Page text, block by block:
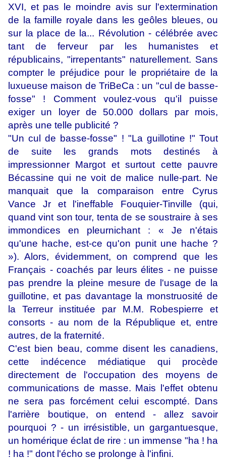
XVI, et pas le moindre avis sur l'extermination
de la famille royale dans les geôles bleues, ou
sur la place de la... Révolution - célébrée avec
tant de ferveur par les humanistes et
républicains, "irrepentants" naturellement. Sans
compter le préjudice pour le propriétaire de la
luxueuse maison de TriBeCa : un "cul de basse-
fosse" ! Comment voulez-vous qu'il puisse
exiger un loyer de 50.000 dollars par mois,
après une telle publicité ?
"Un cul de basse-fosse" ! "La guillotine !" Tout
de suite les grands mots destinés à
impressionner Margot et surtout cette pauvre
Bécassine qui ne voit de malice nulle-part. Ne
manquait que la comparaison entre Cyrus
Vance Jr et l'ineffable Fouquier-Tinville (qui,
quand vint son tour, tenta de se soustraire à ses
immondices en pleurnichant : « Je n'étais
qu'une hache, est-ce qu'on punit une hache ?
»). Alors, évidemment, on comprend que les
Français - coachés par leurs élites - ne puisse
pas prendre la pleine mesure de l'usage de la
guillotine, et pas davantage la monstruosité de
la Terreur instituée par M.M. Robespierre et
consorts - au nom de la République et, entre
autres, de la fraternité.
C'est bien beau, comme disent les canadiens,
cette indécence médiatique qui procède
directement de l'occupation des moyens de
communications de masse. Mais l'effet obtenu
ne sera pas forcément celui escompté. Dans
l'arrière boutique, on entend - allez savoir
pourquoi ? - un irrésistible, un gargantuesque,
un homérique éclat de rire : un immense "ha ! ha
! ha !" dont l'écho se prolonge à l'infini.